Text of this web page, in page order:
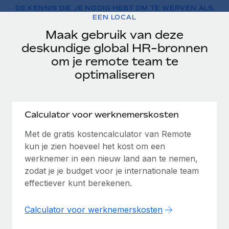
Zzp'ers internationaal onboarden en beheren
Ingewikkelde HR-taken eenvoudig uitbesteden
INFRASTRUCTUUR
Platform
Ingebouwde essentiële HR-functies voor je team
Verbinden
AI-tools koppelen aan Remote met onze MCP
Integraties
Start-ups
Flexibele global HR en payroll solutions voor groeiende
Global HR voor grote bedrijven
WERK MET ONS SAMEN
Strategische technologiepartners
Betalingscalculator voor zzp'ers
Ontdek valuta-opties en betaalsnelheden voor
internationale zzp'ers
LEREN MET REMOTE
Onderzoek en gidsen
Checklists en templates
Bibliotheek met functiebeschrijvingen
Webinars
Evenementen
Français
Italiano
Português (Portugal)
日本語
中文（简体）
Inloggen
DE KENNIS DIE JE NODIG HEBT OM TE WERVEN ALS
EEN LOCAL
Maak gebruik van deze
deskundige global HR-bronnen
om je remote team te
optimaliseren
Calculator voor werknemerskosten
Met de gratis kostencalculator van Remote
kun je zien hoeveel het kost om een
werknemer in een nieuw land aan te nemen,
zodat je je budget voor je internationale team
effectiever kunt berekenen.
Calculator voor werknemerskosten